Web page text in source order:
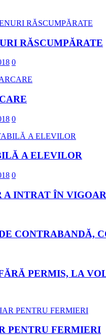
RĂSCUMPĂRATE
0
0
A ELEVILOR
0
A INTRAT ÎN
CONTRABANDĂ,
PERMIS, LA
PENTRU FERMIERI